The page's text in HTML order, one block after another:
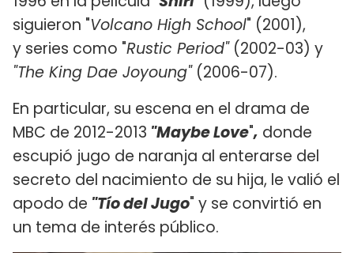
siguieron "Volcano High School" (2001),
y series como "Rustic Period"(2002-03) y
"The King Dae Joyoung"(2006-07).
En particular, su escena en el drama de
MBC de 2012-2013 "Maybe Love", donde
escupió jugo de naranja al enterarse del
secreto del nacimiento de su hija, le valió el
apodo de "Tío del Jugo" y se convirtió en
un tema de interés público.